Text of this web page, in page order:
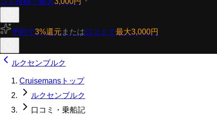
予約で3%還元 または口コミで最大3,000円
ルクセンブルク
Cruisemansトップ
ルクセンブルク
口コミ・乗船記